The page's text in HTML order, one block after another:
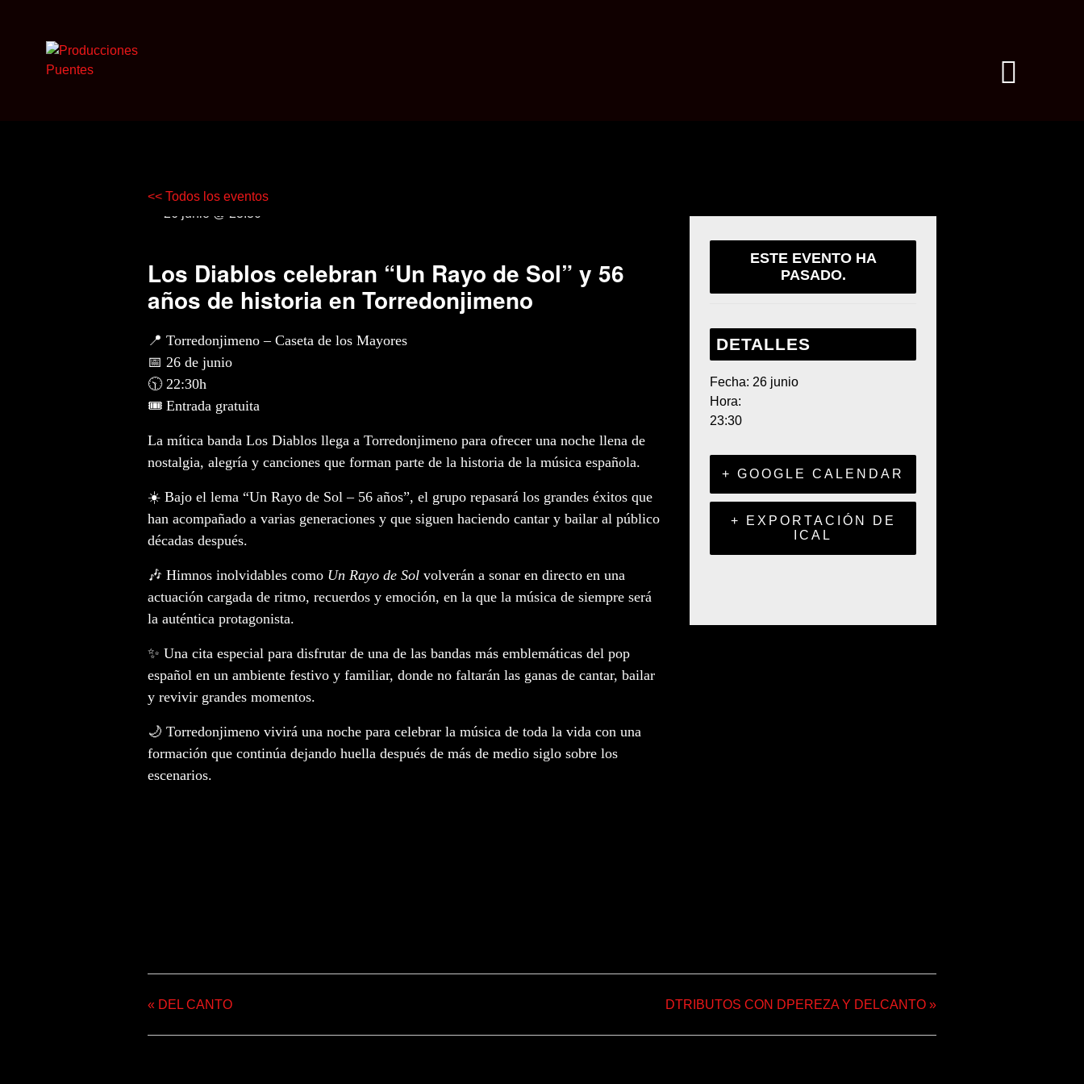
<< Todos los eventos
LOS DIABLOS
26 junio @ 23:30
Los Diablos celebran “Un Rayo de Sol” y 56
años de historia en Torredonjimeno
📍 Torredonjimeno – Caseta de los Mayores
📅 26 de junio
🕥 22:30h
🎟️ Entrada gratuita
La mítica banda Los Diablos llega a Torredonjimeno para ofrecer una noche llena de
nostalgia, alegría y canciones que forman parte de la historia de la música española.
☀️ Bajo el lema “Un Rayo de Sol – 56 años”, el grupo repasará los grandes éxitos que
han acompañado a varias generaciones y que siguen haciendo cantar y bailar al público
décadas después.
🎶 Himnos inolvidables como Un Rayo de Sol volverán a sonar en directo en una
actuación cargada de ritmo, recuerdos y emoción, en la que la música de siempre será
la auténtica protagonista.
✨ Una cita especial para disfrutar de una de las bandas más emblemáticas del pop
español en un ambiente festivo y familiar, donde no faltarán las ganas de cantar, bailar
y revivir grandes momentos.
🌙 Torredonjimeno vivirá una noche para celebrar la música de toda la vida con una
formación que continúa dejando huella después de más de medio siglo sobre los
escenarios.
ESTE EVENTO HA
PASADO.
DETALLES
Fecha: 26 junio
Hora:
23:30
+ GOOGLE CALENDAR
+ EXPORTACIÓN DE
ICAL
« DEL CANTO DTRIBUTOS CON DPEREZA Y DELCANTO »